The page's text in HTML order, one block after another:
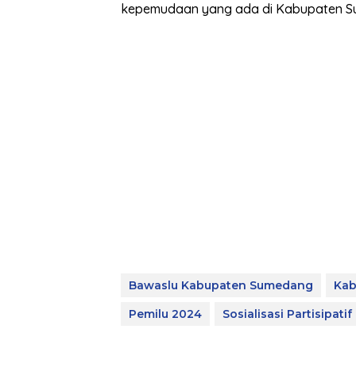
kepemudaan yang ada di Kabupaten
Bawaslu Kabupaten Sumedang
Pemilu 2024
Sosialisasi Partisipatif